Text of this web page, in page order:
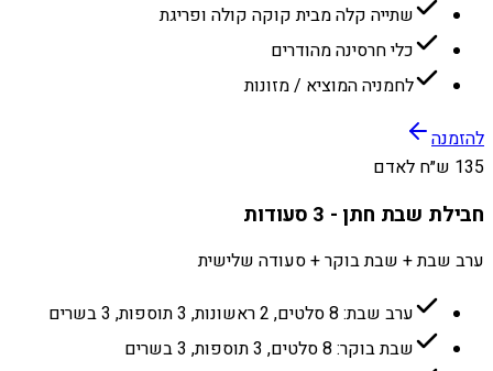
שתייה קלה מבית קוקה קולה ופריגת
כלי חרסינה מהודרים
לחמניה המוציא / מזונות
להזמנה
135 ש״ח לאדם
חבילת שבת חתן - 3 סעודות
ערב שבת + שבת בוקר + סעודה שלישית
ערב שבת: 8 סלטים, 2 ראשונות, 3 תוספות, 3 בשרים
שבת בוקר: 8 סלטים, 3 תוספות, 3 בשרים